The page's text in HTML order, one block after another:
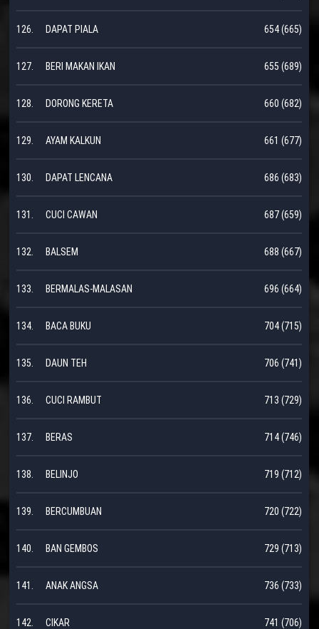
126. DAPAT PIALA 654 (665)
127. BERI MAKAN IKAN 655 (689)
128. DORONG KERETA 660 (682)
129. AYAM KALKUN 661 (677)
130. DAPAT LENCANA 686 (683)
131. CUCI CAWAN 687 (659)
132. BALSEM 688 (667)
133. BERMALAS-MALASAN 696 (664)
134. BACA BUKU 704 (715)
135. DAUN TEH 706 (741)
136. CUCI RAMBUT 713 (729)
137. BERAS 714 (746)
138. BELINJO 719 (712)
139. BERCUMBUAN 720 (722)
140. BAN GEMBOS 729 (713)
141. ANAK ANGSA 736 (733)
142. CIKAR 741 (706)